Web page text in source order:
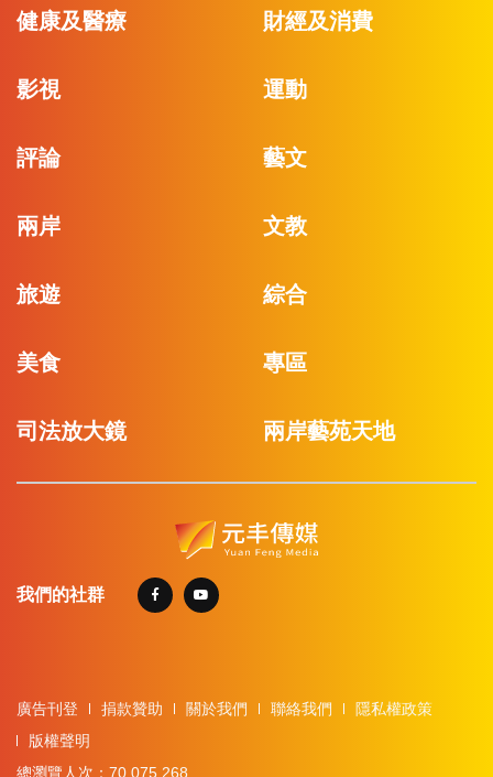
健康及醫療 財經及消費
影視 運動
評論 藝文
兩岸 文教
旅遊 綜合
美食 專區
司法放大鏡 兩岸藝苑天地
我們的社群
廣告刊登 捐款贊助 關於我們 聯絡我們
隱私權政策
版權聲明
總瀏覽人次：70,075,268